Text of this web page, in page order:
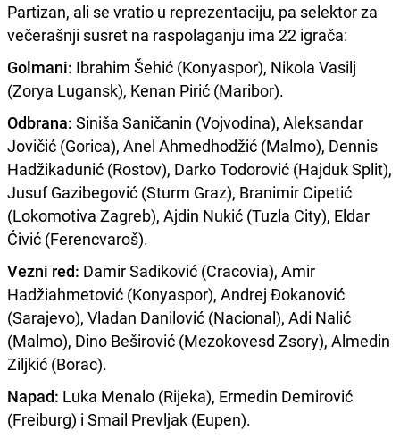
Partizan, ali se vratio u reprezentaciju, pa selektor za
večerašnji susret na raspolaganju ima 22 igrača:
Golmani: Ibrahim Šehić (Konyaspor), Nikola Vasilj
(Zorya Lugansk), Kenan Pirić (Maribor).
Odbrana: Siniša Saničanin (Vojvodina), Aleksandar
Jovičić (Gorica), Anel Ahmedhodžić (Malmo), Dennis
Hadžikadunić (Rostov), Darko Todorović (Hajduk Split),
Jusuf Gazibegović (Sturm Graz), Branimir Cipetić
(Lokomotiva Zagreb), Ajdin Nukić (Tuzla City), Eldar
Ćivić (Ferencvaroš).
Vezni red: Damir Sadiković (Cracovia), Amir
Hadžiahmetović (Konyaspor), Andrej Đokanović
(Sarajevo), Vladan Danilović (Nacional), Adi Nalić
(Malmo), Dino Beširović (Mezokovesd Zsory), Almedin
Ziljkić (Borac).
Napad: Luka Menalo (Rijeka), Ermedin Demirović
(Freiburg) i Smail Prevljak (Eupen).